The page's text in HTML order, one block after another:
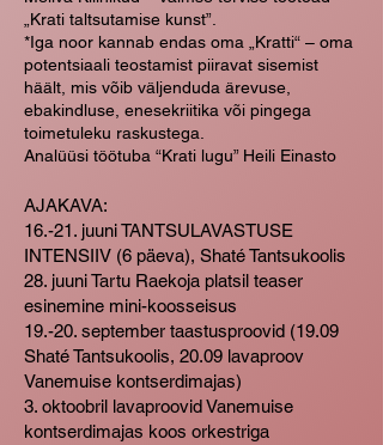
„Krati taltsutamise kunst”.
*Iga noor kannab endas oma „Kratti“ – oma
potentsiaali teostamist piiravat sisemist
häält, mis võib väljenduda ärevuse,
ebakindluse, enesekriitika või pingega
toimetuleku raskustega.
Analüüsi töötuba “Krati lugu” Heili Einasto
AJAKAVA:
16.-21. juuni TANTSULAVASTUSE
INTENSIIV (6 päeva), Shaté Tantsukoolis
28. juuni Tartu Raekoja platsil teaser
esinemine mini-koosseisus
19.-20. september taastusproovid (19.09
Shaté Tantsukoolis, 20.09 lavaproov
Vanemuise kontserdimajas)
3. oktoobril lavaproovid Vanemuise
kontserdimajas koos orkestriga